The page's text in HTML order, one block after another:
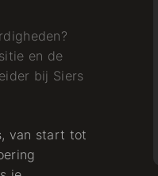
en de
bij Siers
van start tot